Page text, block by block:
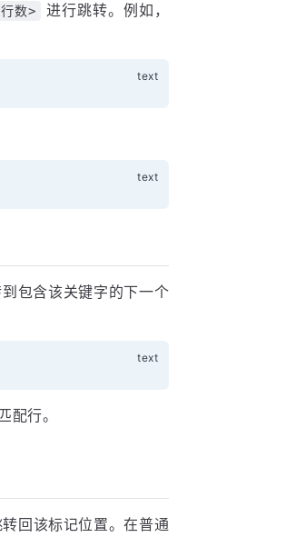
数>
进行跳转。例如，
包含该关键字的下一个
配行。
回该标记位置。在普通